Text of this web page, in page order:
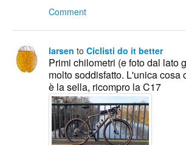
Comment
larsen to Ciclisti do it better
Primi chilometri (e foto dal lato
molto soddisfatto. L'unica cosa
è la sella, ricompro la C17